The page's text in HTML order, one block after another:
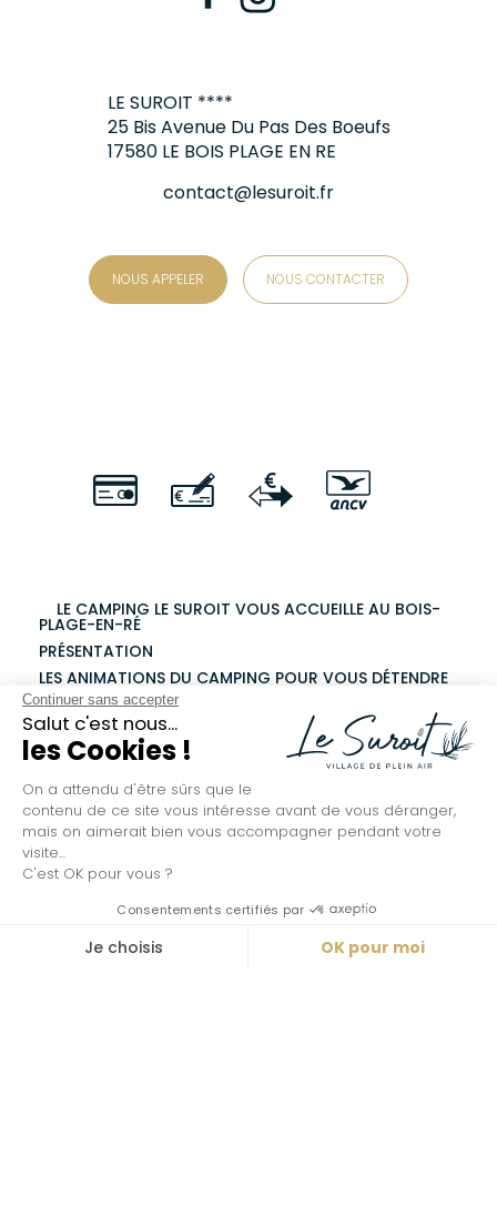
Continuer sans accepter
Salut c'est nous...
les Cookies !
On a attendu d'être sûrs que le
contenu de ce site vous intéresse avant de vous déranger,
mais on aimerait bien vous accompagner pendant votre
visite...
C'est OK pour vous ?
Consentements certifiés par
Je choisis OK pour moi
LE SUROIT ****
25 Bis Avenue Du Pas Des Boeufs
17580 LE BOIS PLAGE EN RE
contact@lesuroit.fr
NOUS APPELER NOUS CONTACTER
LE CAMPING LE SUROIT VOUS ACCUEILLE AU BOIS-
PLAGE-EN-RÉ
PRÉSENTATION
LES ANIMATIONS DU CAMPING POUR VOUS DÉTENDRE
LES SERVICES AU VILLAGE DU SUROIT :
BAR/RESTAURANT, EPICERIE, LOCATION VÉLO, JEUX
LES HÉBERGEMENTS
L’ÎLE DE RÉ ET SA RÉGION
LES INCONTOURNABLES
LES AVIS
BLOG ET ACTUALITÉS
NOS OFFRES D’EMPLOI